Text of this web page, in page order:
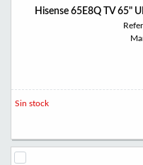
Hisense 65E8Q TV 65"
Sin stock